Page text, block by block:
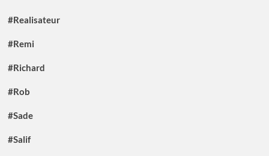
#Realisateur
#Remi
#Richard
#Rob
#Sade
#Salif